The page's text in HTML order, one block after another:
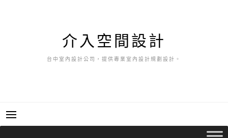
介入空間設計
台中室內設計公司，提供專業室內設計規劃設計。